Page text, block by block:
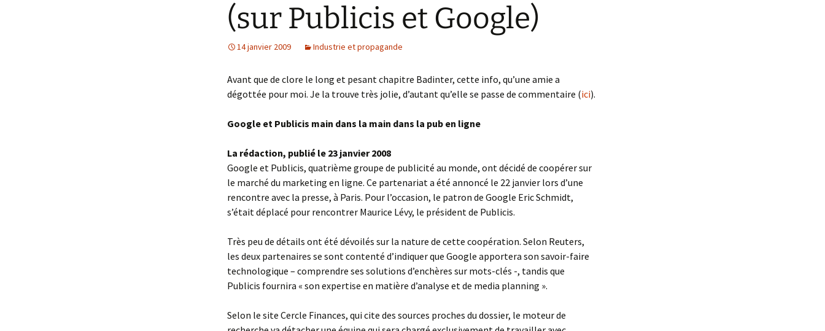
(sur Publicis et Google)
14 janvier 2009 Industrie et propagande
Avant que de clore le long et pesant chapitre Badinter, cette info, qu’une amie a
dégottée pour moi. Je la trouve très jolie, d’autant qu’elle se passe de commentaire (ici).
Google et Publicis main dans la main dans la pub en ligne
La rédaction, publié le 23 janvier 2008
Google et Publicis, quatrième groupe de publicité au monde, ont décidé de coopérer sur
le marché du marketing en ligne. Ce partenariat a été annoncé le 22 janvier lors d’une
rencontre avec la presse, à Paris. Pour l’occasion, le patron de Google Eric Schmidt,
s’était déplacé pour rencontrer Maurice Lévy, le président de Publicis.
Très peu de détails ont été dévoilés sur la nature de cette coopération. Selon Reuters,
les deux partenaires se sont contenté d’indiquer que Google apportera son savoir-faire
technologique – comprendre ses solutions d’enchères sur mots-clés -, tandis que
Publicis fournira « son expertise en matière d’analyse et de media planning ».
Selon le site Cercle Finances, qui cite des sources proches du dossier, le moteur de